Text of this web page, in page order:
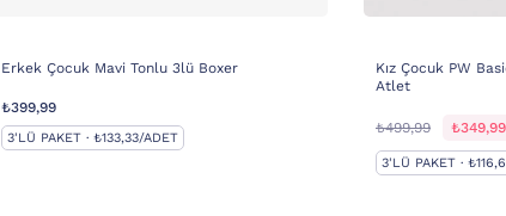
Erkek Çocuk Mavi Tonlu 3lü Boxer
₺399,99
3'LÜ PAKET · ₺133,33/ADET
Kız Çocuk PW
Atlet
₺499,99 ₺349,99
3'LÜ PAKET ·